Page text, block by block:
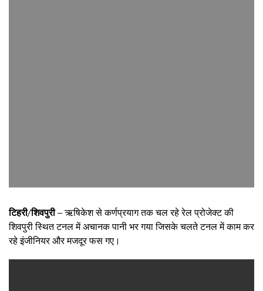
टिहरी/शिवपुरी –ऋषिकेश से कर्णप्रयाग तक चल रहे रेल प्रोजेक्ट की
शिवपुरी स्थित टनल में अचानक पानी भर गया जिसके चलते टनल में काम कर
रहे इंजीनियर और मजदूर फस गए।